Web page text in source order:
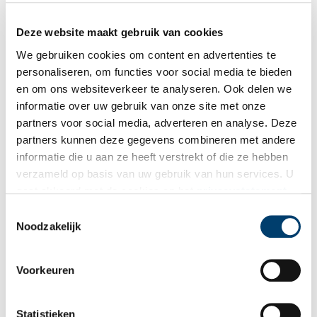
Deze website maakt gebruik van cookies
We gebruiken cookies om content en advertenties te
personaliseren, om functies voor social media te bieden
en om ons websiteverkeer te analyseren. Ook delen we
informatie over uw gebruik van onze site met onze
partners voor social media, adverteren en analyse. Deze
partners kunnen deze gegevens combineren met andere
informatie die u aan ze heeft verstrekt of die ze hebben
verzameld op basis van uw gebruik van hun services. U
Noodzakelijk
Voorkeuren
Statistieken
Kasteel.
De prijs voor de meest bijzondere tuin wordt voor de derde keer
Landhuis Oud-Amelisweerd uit Bunnik
met als thema ‘Het beste kasteelrecept van Nederland’. In
2023 ginglandgoed Heerlijkheid Mariënwaerdt uit Beesd (GLD)